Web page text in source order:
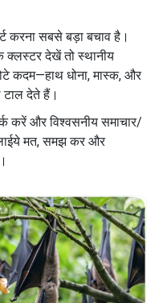
करना सबसे बड़ा बचाव है।
क्लस्टर देखें तो स्थानीय
कदम—हाथ धोना, मास्क, और
टाल देते हैं।
करें और विश्वसनीय समाचार/
मत, समझ कर और